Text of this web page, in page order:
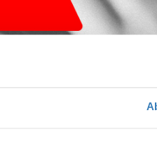
μάθηση (για